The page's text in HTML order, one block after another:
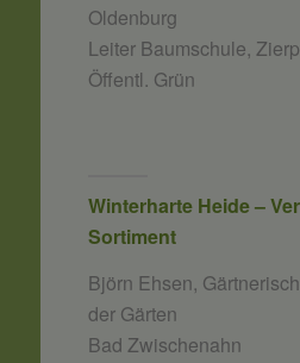
Oldenburg
Leiter Baumschule,
Öffentl. Grün
Winterharte Heide –
Sortiment
Björn Ehsen,
der Gärten
Bad Zwischenahn